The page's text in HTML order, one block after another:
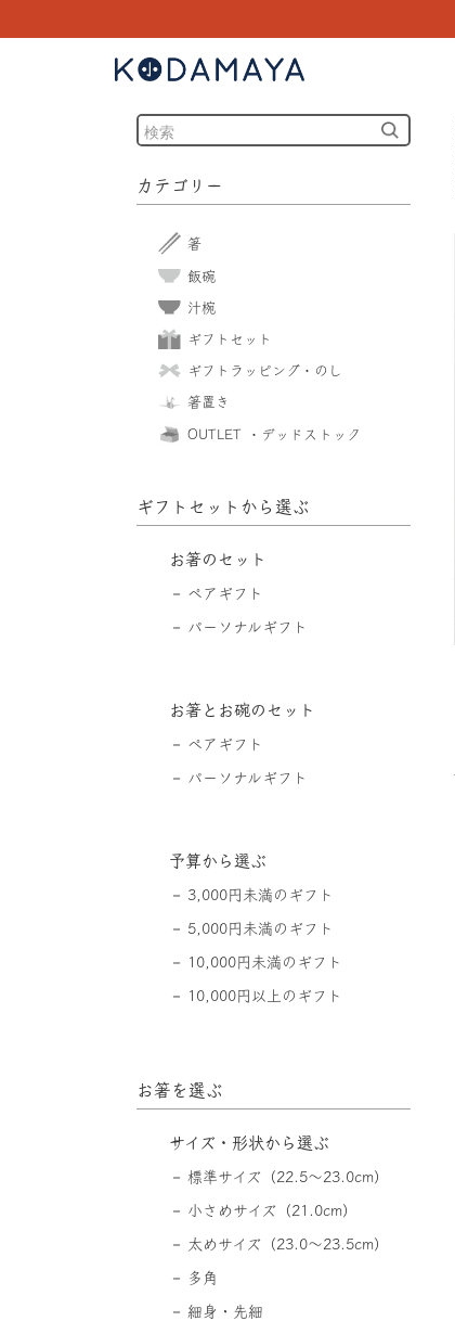
カテゴリー
箸
飯碗
汁椀
ギフトセット
ギフトラッピング・のし
箸置き
OUTLET ・デッドストック
ギフトセットから選ぶ
お箸のセット
ペアギフト
パーソナルギフト
お箸とお碗のセット
ペアギフト
パーソナルギフト
予算から選ぶ
3,000円未満のギフト
5,000円未満のギフト
10,000円未満のギフト
10,000円以上のギフト
お箸を選ぶ
サイズ・形状から選ぶ
標準サイズ（22.5〜23.0cm）
小さめサイズ（21.0cm）
太めサイズ（23.0〜23.5cm）
多角
細身・先細